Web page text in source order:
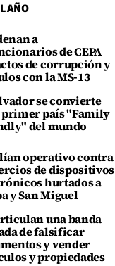
AÑO
a
de CEPA
de corrupción y
con la MS-13
se convierte
primer país "Family
del mundo
operativo contra
de dispositivos
hurtados a
y San Miguel
una banda
de falsificar
y vender
y propiedades